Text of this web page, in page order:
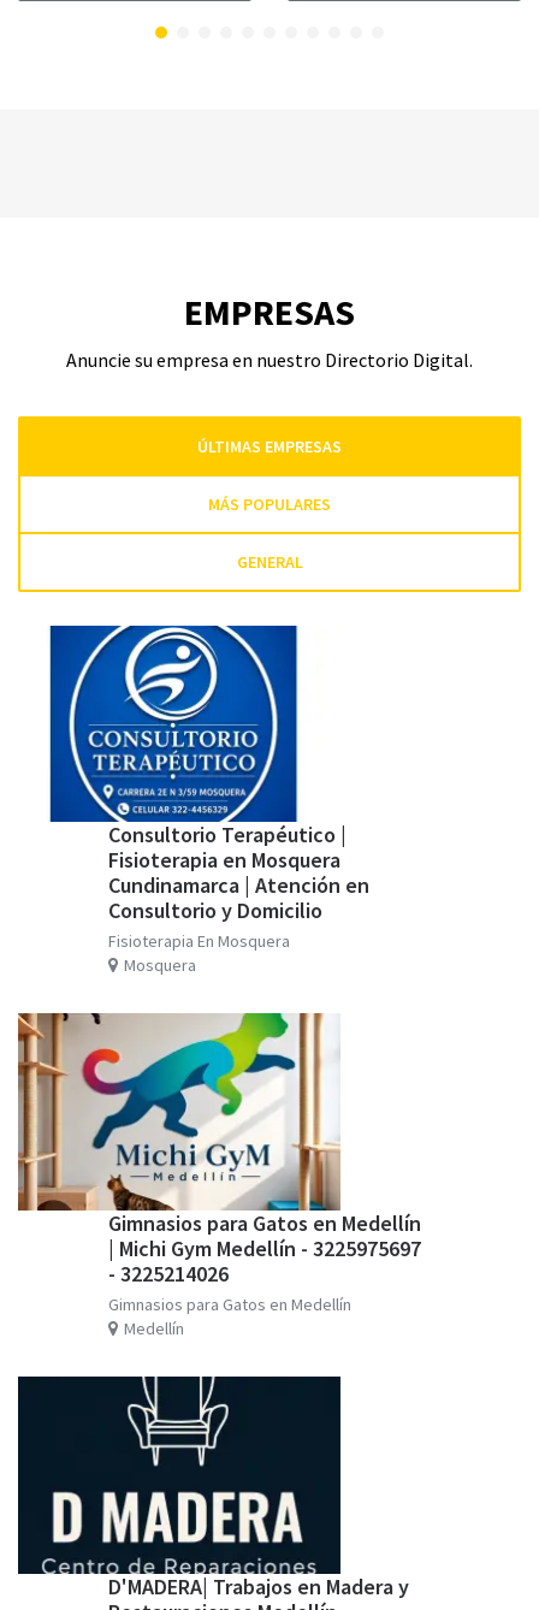
EMPRESAS
Anuncie su empresa en nuestro Directorio Digital.
ÚLTIMAS EMPRESAS
MÁS POPULARES
GENERAL
Consultorio Terapéutico |
Fisioterapia en Mosquera
Cundinamarca | Atención en
Consultorio y Domicilio
Fisioterapia En Mosquera
Mosquera
Gimnasios para Gatos en Medellín
| Michi Gym Medellín - 3225975697
- 3225214026
Gimnasios para Gatos en Medellín
Medellín
D'MADERA| Trabajos en Madera y